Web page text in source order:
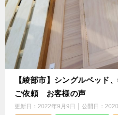
【綾部市】シングルベッド
ご依頼 お客様の声
更新日： 2022年9月9日 公開日：